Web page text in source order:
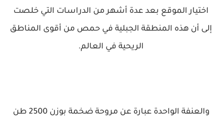
اختيار الموقع بعد عدة أشهر من الدراسات التي خلصت
إلى أن هذه المنطقة الجبلية في حمص من أقوى المناطق
الريحية في العالم.
والعنفة الواحدة عبارة عن مروحة ضخمة بوزن 2500 طن